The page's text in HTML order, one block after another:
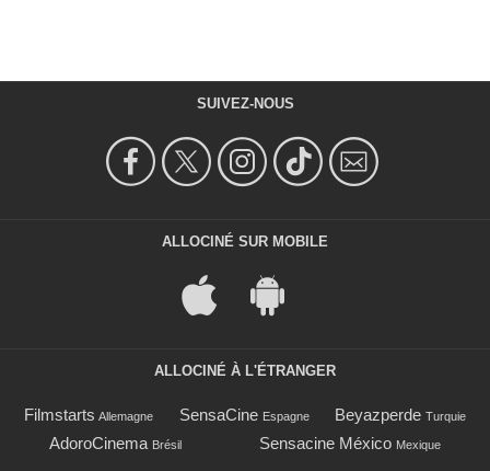
SUIVEZ-NOUS
ALLOCINÉ SUR MOBILE
ALLOCINÉ À L'ÉTRANGER
Filmstarts Allemagne SensaCine Espagne Beyazperde Turquie
AdoroCinema Brésil Sensacine México Mexique